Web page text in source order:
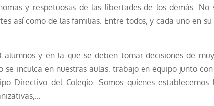
y respetuosas de las libertades de los demás. No
así como de las familias. Entre todos, y cada uno en
y en la que se deben tomar decisiones de
se inculca en nuestras aulas, trabajo en equipo junto
Directivo del Colegio. Somos quienes